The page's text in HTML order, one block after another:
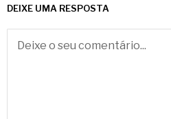
DEIXE UMA RESPOSTA